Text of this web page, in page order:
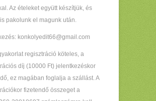
Az ételeket együtt készítjük, és
pakolunk el magunk után.
konkolyedit66@gmail.com
regisztráció köteles, a
díj (10000 Ft) jelentkezéskor
ez magában foglalja a szállást. A
fizetendő összeget a